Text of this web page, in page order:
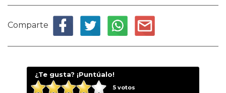
Comparte
¿Te gusta? ¡Puntúalo!
5votos